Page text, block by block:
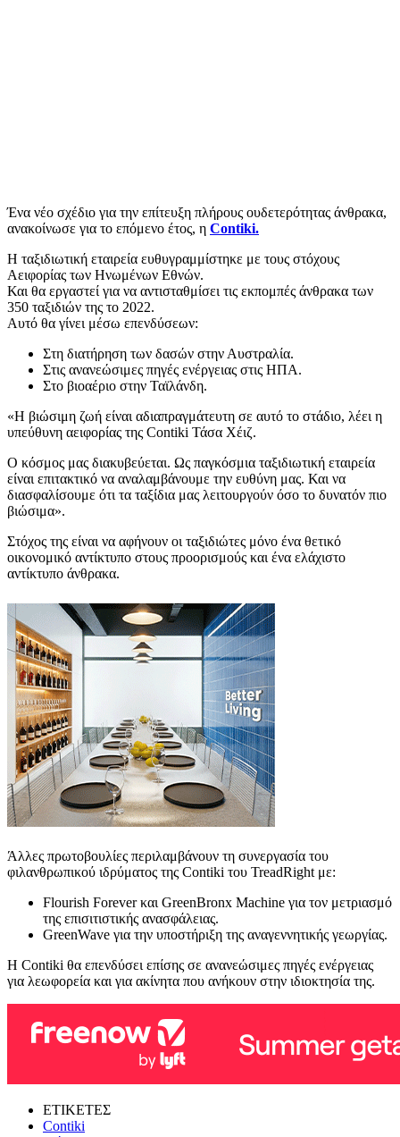
Ένα νέο σχέδιο για την επίτευξη πλήρους ουδετερότητας άνθρακα,
ανακοίνωσε για το επόμενο έτος, η Contiki.
Η ταξιδιωτική εταιρεία ευθυγραμμίστηκε με τους στόχους
Αειφορίας των Ηνωμένων Εθνών.
Και θα εργαστεί για να αντισταθμίσει τις εκπομπές άνθρακα των
350 ταξιδιών της το 2022.
Αυτό θα γίνει μέσω επενδύσεων:
Στη διατήρηση των δασών στην Αυστραλία.
Στις ανανεώσιμες πηγές ενέργειας στις ΗΠΑ.
Στο βιοαέριο στην Ταϊλάνδη.
«Η βιώσιμη ζωή είναι αδιαπραγμάτευτη σε αυτό το στάδιο, λέει η
υπεύθυνη αειφορίας της Contiki Τάσα Χέιζ.
Ο κόσμος μας διακυβεύεται. Ως παγκόσμια ταξιδιωτική εταιρεία
είναι επιτακτικό να αναλαμβάνουμε την ευθύνη μας. Και να
διασφαλίσουμε ότι τα ταξίδια μας λειτουργούν όσο το δυνατόν πιο
βιώσιμα».
Στόχος της είναι να αφήνουν οι ταξιδιώτες μόνο ένα θετικό
οικονομικό αντίκτυπο στους προορισμούς και ένα ελάχιστο
αντίκτυπο άνθρακα.
Άλλες πρωτοβουλίες περιλαμβάνουν τη συνεργασία του
φιλανθρωπικού ιδρύματος της Contiki του TreadRight με:
Flourish Forever και GreenBronx Machine για τον μετριασμό
της επισιτιστικής ανασφάλειας.
GreenWave για την υποστήριξη της αναγεννητικής γεωργίας.
Η Contiki θα επενδύσει επίσης σε ανανεώσιμες πηγές ενέργειας
για λεωφορεία και για ακίνητα που ανήκουν στην ιδιοκτησία της.
ΕΤΙΚΕΤΕΣ
Contiki